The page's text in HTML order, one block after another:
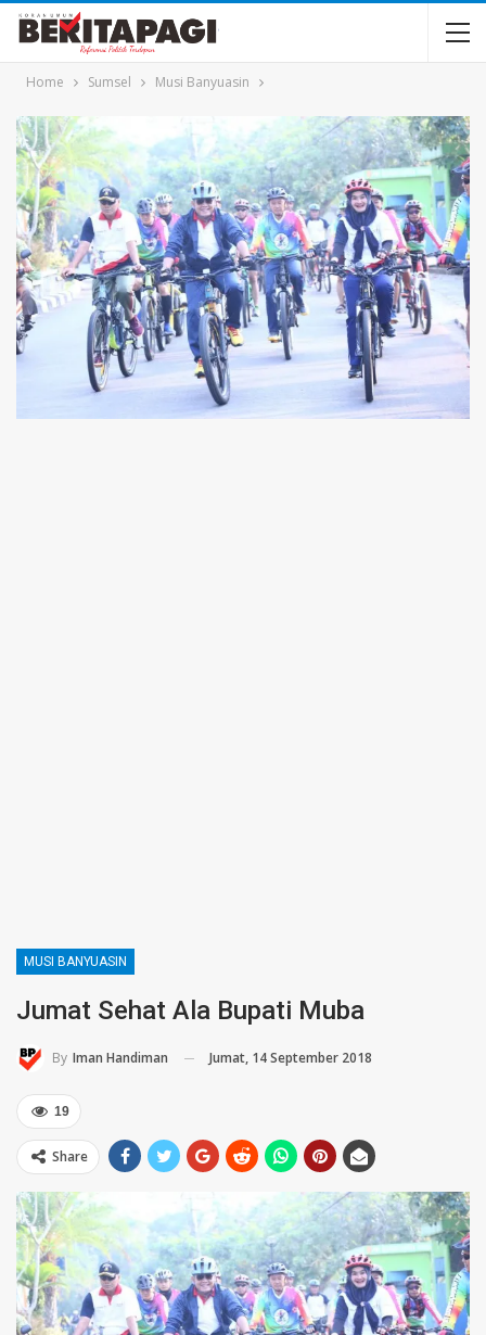
Home Sumsel Musi Banyuasin
MUSI BANYUASIN
Jumat Sehat Ala Bupati Muba
By Iman Handiman Jumat, 14 September 2018
19
Share